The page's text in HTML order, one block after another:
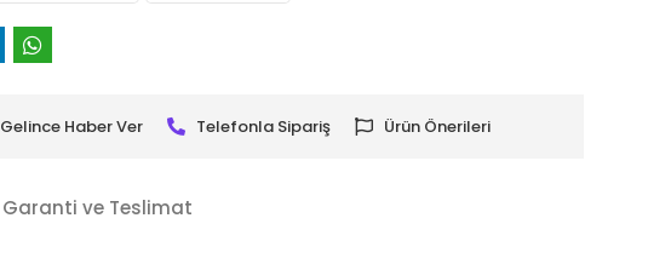
Gelince Haber Ver Telefonla Sipariş Ürün Önerileri
Garanti ve Teslimat